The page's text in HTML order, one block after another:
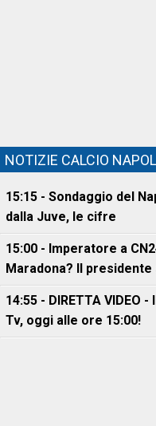
NOTIZIE CALCIO
15:15 - Sondaggio del
dalla Juve, le cifre
15:00 - Imperatore a
Maradona? Il
14:55 - DIRETTA VIDEO
Tv, oggi alle ore 15:00!